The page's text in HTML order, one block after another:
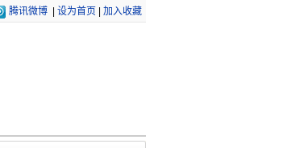
腾讯微博 设为首页 加入收藏